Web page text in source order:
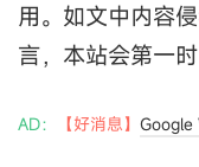
用。如文中内容
言，本站会第一时
AD： 【好消息】 Google